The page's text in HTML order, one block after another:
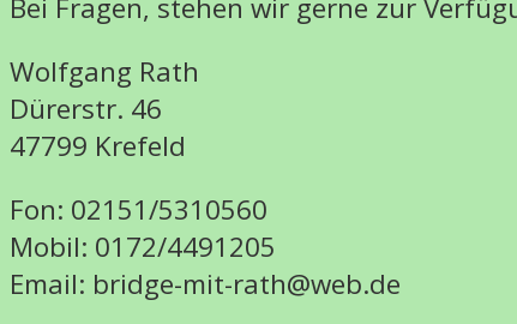
Wolfgang Rath
Dürerstr. 46
47799 Krefeld
Fon: 02151/5310560
Mobil: 0172/4491205
Email: bridge-mit-rath@web.de